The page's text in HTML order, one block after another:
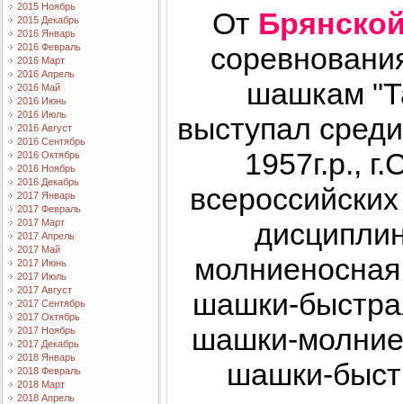
2015 Ноябрь
2015 Декабрь
2016 Январь
2016 Февраль
2016 Март
2016 Апрель
2016 Май
2016 Июнь
2016 Июль
2016 Август
2016 Сентябрь
2016 Октябрь
2016 Ноябрь
2016 Декабрь
2017 Январь
2017 Февраль
2017 Март
2017 Апрель
2017 Май
2017 Июнь
2017 Июль
2017 Август
2017 Сентябрь
2017 Октябрь
2017 Ноябрь
2017 Декабрь
2018 Январь
2018 Февраль
2018 Март
2018 Апрель
От
шашкам
выступал
1957г.р.,
шашки-
шашки-
шашки-